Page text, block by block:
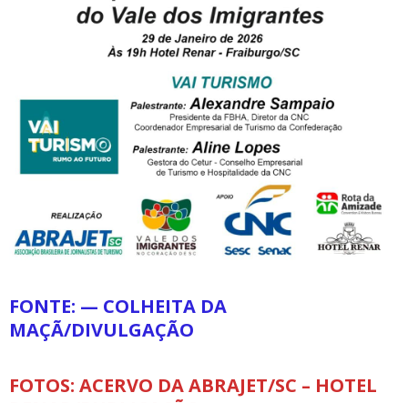
FONTE: — COLHEITA DA
MAÇÃ/DIVULGAÇÃO
FOTOS: ACERVO DA ABRAJET/SC – HOTEL